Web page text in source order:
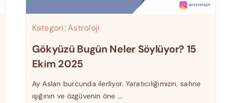
Kategori:Astroloji
Gökyüzü Bugün Neler Söylüyor? 15
Ekim 2025
Ay Aslan burcunda ilerliyor. Yaratıcılığımızın, sahne
ışığının ve özgüvenin öne ...